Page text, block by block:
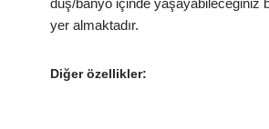
duş/banyo içinde yaşayabileceğiniz
yer almaktadır.
Diğer özellikler: